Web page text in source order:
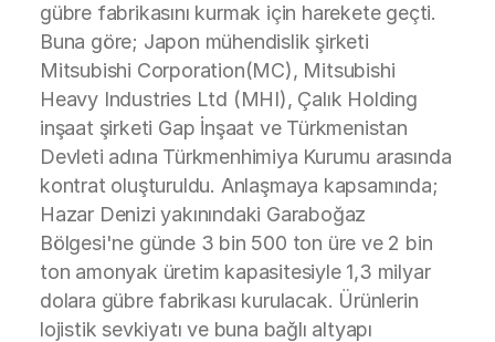
gübre fabrikasını kurmak için harekete geçti.
Buna göre; Japon mühendislik şirketi
Mitsubishi Corporation(MC), Mitsubishi
Heavy Industries Ltd (MHI), Çalık Holding
inşaat şirketi Gap İnşaat ve Türkmenistan
Devleti adına Türkmenhimiya Kurumu arasında
kontrat oluşturuldu. Anlaşmaya kapsamında;
Hazar Denizi yakınındaki Garaboğaz
Bölgesi'ne günde 3 bin 500 ton üre ve 2 bin
ton amonyak üretim kapasitesiyle 1,3 milyar
dolara gübre fabrikası kurulacak. Ürünlerin
lojistik sevkiyatı ve buna bağlı altyapı